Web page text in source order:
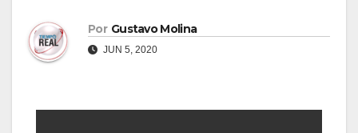
Por Gustavo Molina
JUN 5, 2020